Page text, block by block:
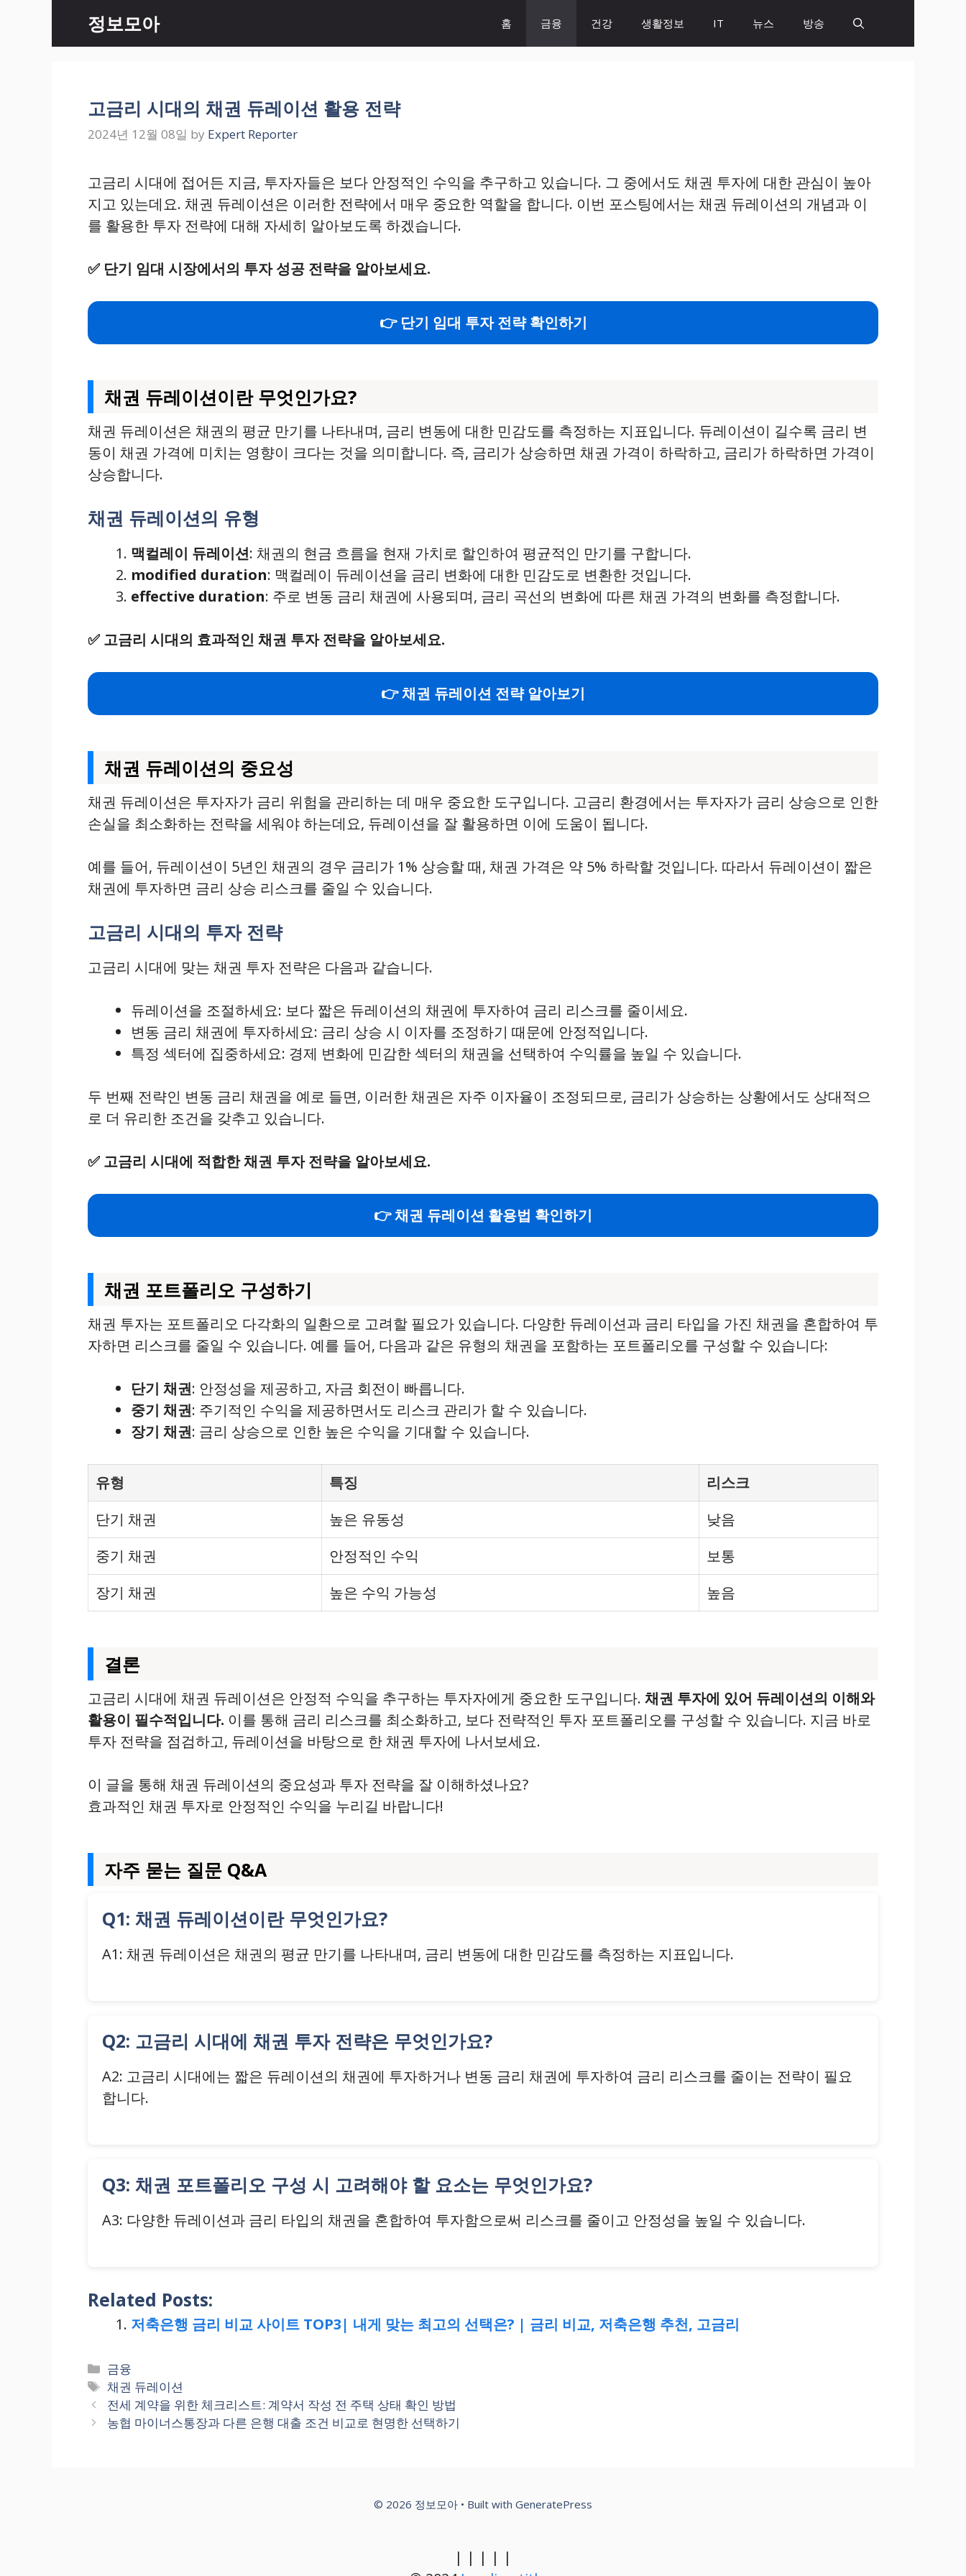
content
정보모아 홈 금융 건강 생활정보 IT 뉴스 방송
고금리 시대의 채권 듀레이션 활용 전략
2024년 12월 08일 by Expert Reporter
고금리 시대에 접어든 지금, 투자자들은 보다 안정적인 수익을 추구하고 있습니다. 그 중에서도 채권 투자에 대한 관심이 높아
지고 있는데요. 채권 듀레이션은 이러한 전략에서 매우 중요한 역할을 합니다. 이번 포스팅에서는 채권 듀레이션의 개념과 이
를 활용한 투자 전략에 대해 자세히 알아보도록 하겠습니다.
✅ 단기 임대 시장에서의 투자 성공 전략을 알아보세요.
👉 단기 임대 투자 전략 확인하기
채권 듀레이션이란 무엇인가요?
채권 듀레이션은 채권의 평균 만기를 나타내며, 금리 변동에 대한 민감도를 측정하는 지표입니다. 듀레이션이 길수록 금리 변
동이 채권 가격에 미치는 영향이 크다는 것을 의미합니다. 즉, 금리가 상승하면 채권 가격이 하락하고, 금리가 하락하면 가격이
상승합니다.
채권 듀레이션의 유형
맥컬레이 듀레이션: 채권의 현금 흐름을 현재 가치로 할인하여 평균적인 만기를 구합니다.
modified duration: 맥컬레이 듀레이션을 금리 변화에 대한 민감도로 변환한 것입니다.
effective duration: 주로 변동 금리 채권에 사용되며, 금리 곡선의 변화에 따른 채권 가격의 변화를 측정합니다.
✅ 고금리 시대의 효과적인 채권 투자 전략을 알아보세요.
👉 채권 듀레이션 전략 알아보기
채권 듀레이션의 중요성
채권 듀레이션은 투자자가 금리 위험을 관리하는 데 매우 중요한 도구입니다. 고금리 환경에서는 투자자가 금리 상승으로 인한
손실을 최소화하는 전략을 세워야 하는데요, 듀레이션을 잘 활용하면 이에 도움이 됩니다.
예를 들어, 듀레이션이 5년인 채권의 경우 금리가 1% 상승할 때, 채권 가격은 약 5% 하락할 것입니다. 따라서 듀레이션이 짧은
채권에 투자하면 금리 상승 리스크를 줄일 수 있습니다.
고금리 시대의 투자 전략
고금리 시대에 맞는 채권 투자 전략은 다음과 같습니다.
듀레이션을 조절하세요: 보다 짧은 듀레이션의 채권에 투자하여 금리 리스크를 줄이세요.
변동 금리 채권에 투자하세요: 금리 상승 시 이자를 조정하기 때문에 안정적입니다.
특정 섹터에 집중하세요: 경제 변화에 민감한 섹터의 채권을 선택하여 수익률을 높일 수 있습니다.
두 번째 전략인 변동 금리 채권을 예로 들면, 이러한 채권은 자주 이자율이 조정되므로, 금리가 상승하는 상황에서도 상대적으
로 더 유리한 조건을 갖추고 있습니다.
✅ 고금리 시대에 적합한 채권 투자 전략을 알아보세요.
👉 채권 듀레이션 활용법 확인하기
채권 포트폴리오 구성하기
채권 투자는 포트폴리오 다각화의 일환으로 고려할 필요가 있습니다. 다양한 듀레이션과 금리 타입을 가진 채권을 혼합하여 투
자하면 리스크를 줄일 수 있습니다. 예를 들어, 다음과 같은 유형의 채권을 포함하는 포트폴리오를 구성할 수 있습니다:
단기 채권: 안정성을 제공하고, 자금 회전이 빠릅니다.
중기 채권: 주기적인 수익을 제공하면서도 리스크 관리가 할 수 있습니다.
장기 채권: 금리 상승으로 인한 높은 수익을 기대할 수 있습니다.
유형 특징
리스크
단기 채권
높은 유동성
낮음
중기 채권
안정적인 수익
보통
장기 채권
높은 수익 가능성 높음
결론
고금리 시대에 채권 듀레이션은 안정적 수익을 추구하는 투자자에게 중요한 도구입니다. 채권 투자에 있어 듀레이션의 이해와
활용이 필수적입니다. 이를 통해 금리 리스크를 최소화하고, 보다 전략적인 투자 포트폴리오를 구성할 수 있습니다. 지금 바로
투자 전략을 점검하고, 듀레이션을 바탕으로 한 채권 투자에 나서보세요.
이 글을 통해 채권 듀레이션의 중요성과 투자 전략을 잘 이해하셨나요?
효과적인 채권 투자로 안정적인 수익을 누리길 바랍니다!
자주 묻는 질문 Q&A
Q1: 채권 듀레이션이란 무엇인가요?
A1: 채권 듀레이션은 채권의 평균 만기를 나타내며, 금리 변동에 대한 민감도를 측정하는 지표입니다.
Q2: 고금리 시대에 채권 투자 전략은 무엇인가요?
A2: 고금리 시대에는 짧은 듀레이션의 채권에 투자하거나 변동 금리 채권에 투자하여 금리 리스크를 줄이는 전략이 필요
합니다.
Q3: 채권 포트폴리오 구성 시 고려해야 할 요소는 무엇인가요?
A3: 다양한 듀레이션과 금리 타입의 채권을 혼합하여 투자함으로써 리스크를 줄이고 안정성을 높일 수 있습니다.
Related Posts:
저축은행 금리 비교 사이트 TOP3| 내게 맞는 최고의 선택은? | 금리 비교, 저축은행 추천, 고금리
Categories
금융
Tags
채권 듀레이션
전세 계약을 위한 체크리스트: 계약서 작성 전 주택 상태 확인 방법
농협 마이너스통장과 다른 은행 대출 조건 비교로 현명한 선택하기
© 2026 정보모아 • Built with GeneratePress
| | | | |